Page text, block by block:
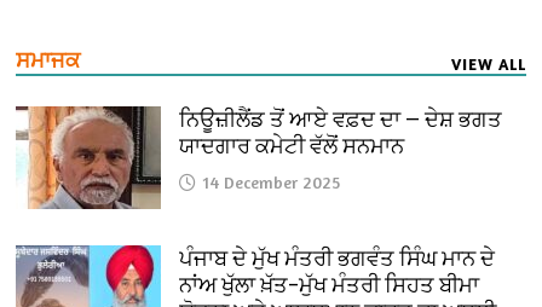
ਸਮਾਜਕ VIEW ALL
ਨਿਊਜ਼ੀਲੈਂਡ ਤੋਂ ਆਏ ਵਫ਼ਦ ਦਾ — ਦੇਸ਼ ਭਗਤ
ਯਾਦਗਾਰ ਕਮੇਟੀ ਵੱਲੋਂ ਸਨਮਾਨ
14 December 2025
ਪੰਜਾਬ ਦੇ ਮੁੱਖ ਮੰਤਰੀ ਭਗਵੰਤ ਸਿੰਘ ਮਾਨ ਦੇ
ਨਾਂਅ ਖੁੱਲਾ ਖ਼ੱਤ–ਮੁੱਖ ਮੰਤਰੀ ਸਿਹਤ ਬੀਮਾ